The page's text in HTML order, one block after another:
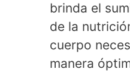
brinda el
de la
cuerpo
manera